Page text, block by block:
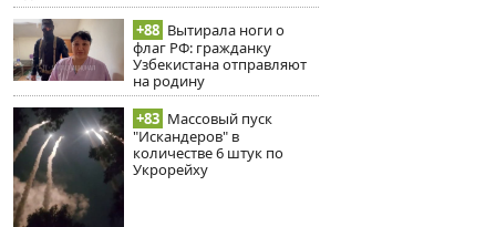
+88 Вытирала ноги о
флаг РФ: гражданку
Узбекистана отправляют
на родину
+83 Массовый пуск
"Искандеров" в
количестве 6 штук по
Укрорейху